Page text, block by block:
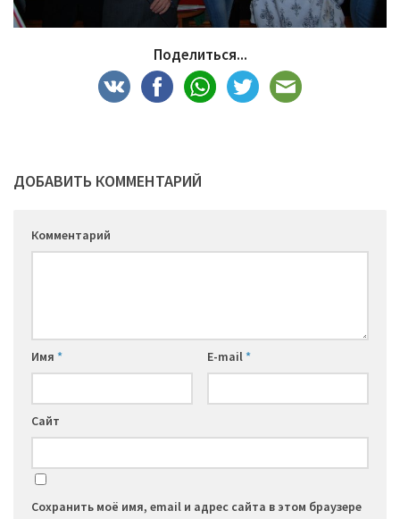
Поделиться...
ДОБАВИТЬ КОММЕНТАРИЙ
Комментарий
Имя * E-mail*
Сайт
Сохранить моё имя, email и адрес сайта в этом браузере